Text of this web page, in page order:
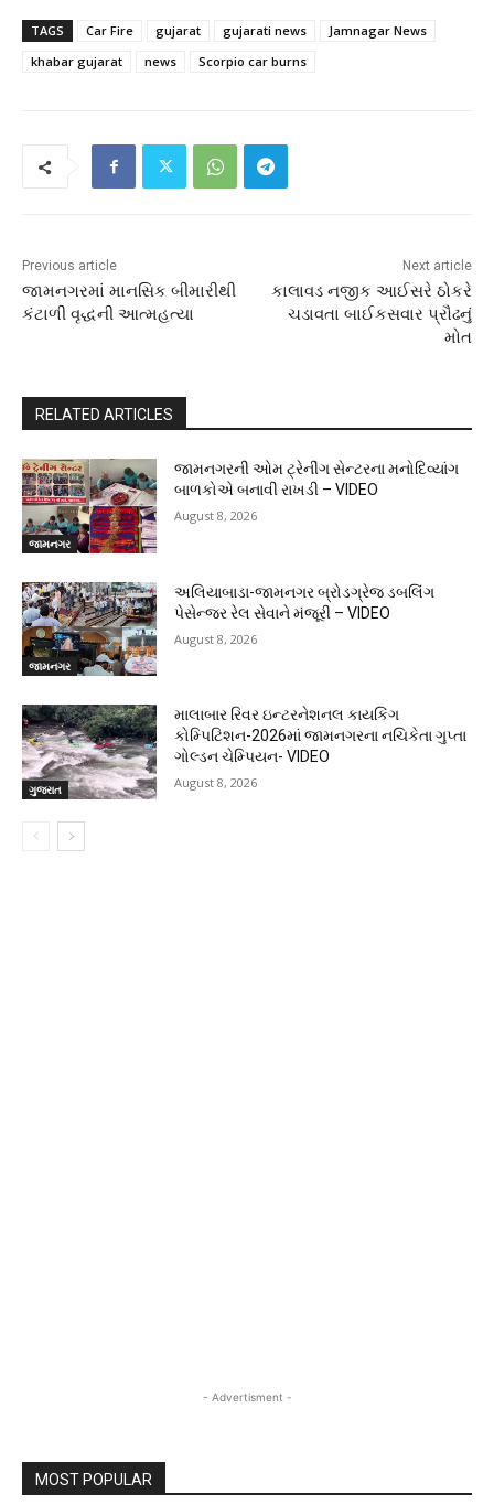
TAGS Car Fire gujarat gujarati news
Jamnagar News
khabar gujarat
news Scorpio car burns
Previous article
જામનગરમાં માનસિક બીમારીથી
કંટાળી વૃદ્ધની આત્મહત્યા
Next article
કાલાવડ નજીક આઈસરે ઠોકરે
ચડાવતા બાઈકસવાર પ્રૌઢનું
મોત
RELATED ARTICLES
જામનગર
જામનગરની ઓમ ટ્રેનીંગ સેન્ટરના મનોદિવ્યાંગ
બાળકોએ બનાવી રાખડી – VIDEO
August 8, 2026
જામનગર
અલિયાબાડા-જામનગર બ્રોડગ્રેજ ડબલિંગ
પેસેન્જર રેલ સેવાને મંજૂરી – VIDEO
August 8, 2026
ગુજરાત
માલાબાર રિવર ઇન્ટરનેશનલ કાયકિંગ
કોમ્પિટિશન-2026માં જામનગરના નચિકેતા ગુપ્તા
ગોલ્ડન ચેમ્પિયન- VIDEO
August 8, 2026
- Advertisment -
MOST POPULAR